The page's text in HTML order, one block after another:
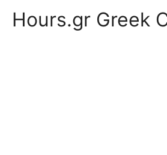
Hours.gr Greek